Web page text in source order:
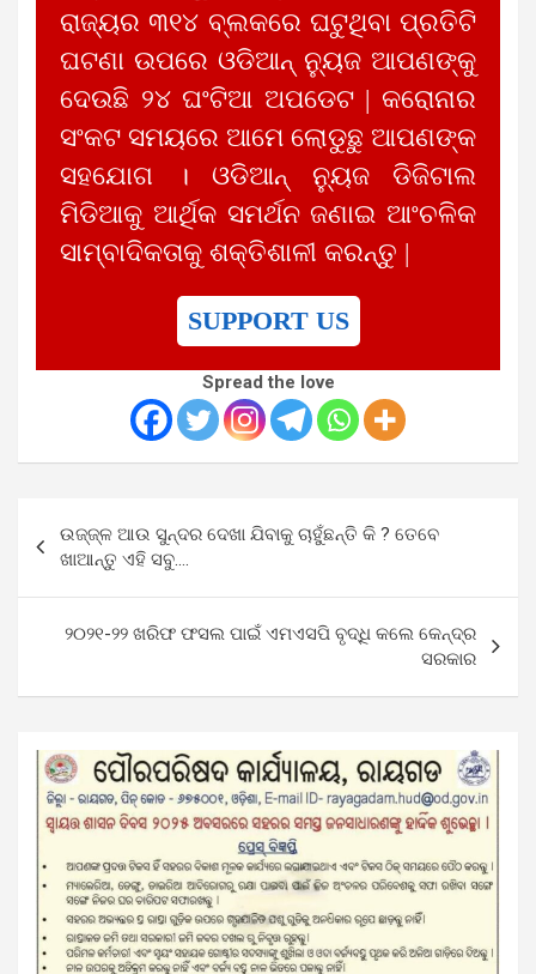
ରାଜ୍ୟର ୩୧୪ ବ୍ଲକରେ ଘଟୁଥିବା ପ୍ରତିଟି
ଘଟଣା ଉପରେ ଓଡିଆନ୍ ନ୍ୟୁଜ ଆପଣଙ୍କୁ
ଦେଉଛି ୨୪ ଘଂଟିଆ ଅପଡେଟ | କରୋନାର
ସଂକଟ ସମୟରେ ଆମେ ଲୋଡୁଛୁ ଆପଣଙ୍କ
ସହଯୋଗ । ଓଡିଆନ୍ ନ୍ୟୁଜ ଡିଜିଟାଲ
ମିଡିଆକୁ ଆର୍ଥିକ ସମର୍ଥନ ଜଣାଇ ଆଂଚଳିକ
ସାମ୍ବାଦିକତାକୁ ଶକ୍ତିଶାଳୀ କରନ୍ତୁ |
SUPPORT US
Spread the love
navigation
ଉଜ୍ଜ୍‍ଳ ଆଉ ସୁନ୍ଦର ଦେଖା ଯିବାକୁ ଚାହୁଁଛନ୍ତି କି ? ତେବେ
ଖାଆନ୍ତୁ ଏହି ସବୁ….
୨୦୨୧-୨୨ ଖରିଫ ଫସଲ ପାଇଁ ଏମଏସପି ବୃଦ୍ଧି କଲେ କେନ୍ଦ୍ର
ସରକାର